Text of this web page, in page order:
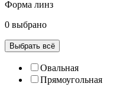
Форма линз
0 выбрано
Выбрать всё
Овальная
Прямоугольная